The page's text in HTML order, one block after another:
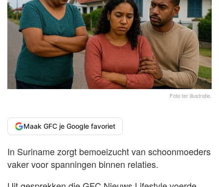
Foto ter illustratie.
Maak GFC je Google favoriet
In Suriname zorgt bemoeizucht van schoonmoeders
vaker voor spanningen binnen relaties.